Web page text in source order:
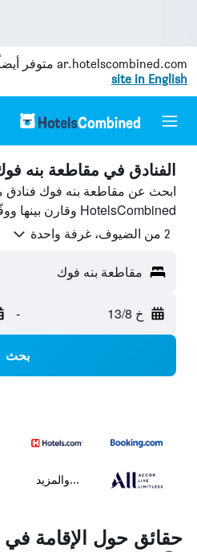
ar.hotelscombined.com متوفر
site in English
الفنادق في مقاطعة بنه
ابحث عن مقاطعة بنه فوك
HotelsCombined وقارن بينها ووفّر.
2 من الضيوف، غرفة واحدة
مقاطعة بنه فوك
خ 13/8 -
بحث
...والمزيد
حقائق حول الإقامة